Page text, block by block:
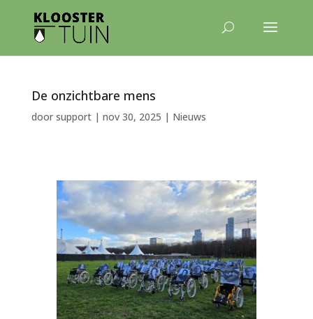
De onzichtbare mens
door support| nov 30, 2025 | Nieuws